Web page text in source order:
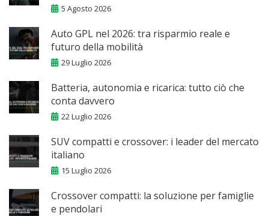
5 Agosto 2026
Auto GPL nel 2026: tra risparmio reale e
futuro della mobilità
29 Luglio 2026
Batteria, autonomia e ricarica: tutto ciò che
conta davvero
22 Luglio 2026
SUV compatti e crossover: i leader del mercato
italiano
15 Luglio 2026
Crossover compatti: la soluzione per famiglie
e pendolari